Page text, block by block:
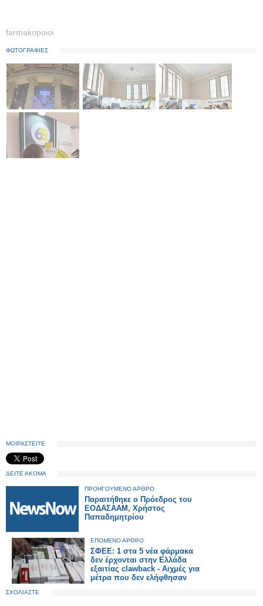
farmakopoioi
ΦΩΤΟΓΡΑΦΙΕΣ
ΜΟΙΡΑΣΤΕΙΤΕ
ΔΕΙΤΕ ΑΚΟΜΑ
ΠΡΟΗΓΟΥΜΕΝΟ ΑΡΘΡΟ
Παραιτήθηκε ο Πρόεδρος του
ΕΟΔΑΣΑΑΜ, Χρήστος
Παπαδημητρίου
ΕΠΟΜΕΝΟ ΑΡΘΡΟ
ΣΦΕΕ: 1 στα 5 νέα φάρμακα
δεν έρχονται στην Ελλάδα
εξαιτίας clawback - Αιχμές για
μέτρα που δεν ελήφθησαν
ΣΧΟΛΙΑΣΤΕ